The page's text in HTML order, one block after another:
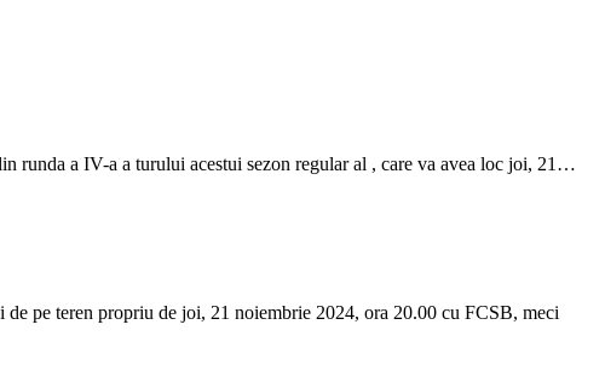
runda a IV-a a turului acestui sezon regular al , care va avea loc joi, 21…
pe teren propriu de joi, 21 noiembrie 2024, ora 20.00 cu FCSB, meci